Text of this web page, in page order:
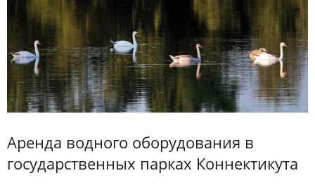
Аренда водного оборудования в
государственных парках Коннектикута